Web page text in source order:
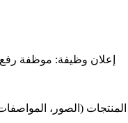
📝 إعلان وظيفة: موظفة